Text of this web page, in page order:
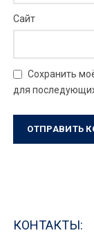
Сайт
Сохранить
для
КОНТАКТЫ: